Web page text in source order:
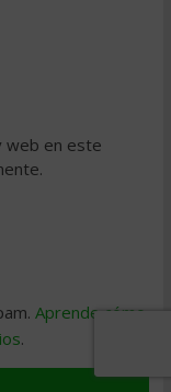
web en este
Aprende cómo
.